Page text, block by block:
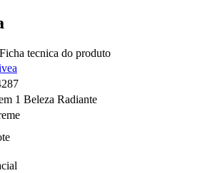
Ficha tecnica do produto
1 Beleza Radiante